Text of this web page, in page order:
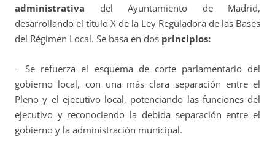
administrativa del Ayuntamiento de Madrid,
desarrollando el título X de la Ley Reguladora de las Bases
del Régimen Local. Se basa en dos principios:
– Se refuerza el esquema de corte parlamentario del
gobierno local, con una más clara separación entre el
Pleno y el ejecutivo local, potenciando las funciones del
ejecutivo y reconociendo la debida separación entre el
gobierno y la administración municipal.